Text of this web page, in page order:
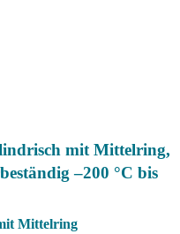
mit Mittelring,
–200 °C bis
Mittelring